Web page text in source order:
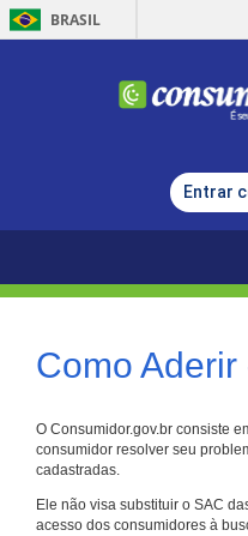
BRASIL
Entrar
Como
O Consumidor.gov.br consiste
consumidor resolver seu
cadastradas.
Ele não visa substituir o SAC
acesso dos consumidores à